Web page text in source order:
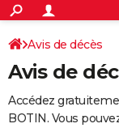
ACTUALITÉS
Politique
Société
Faits Divers
Education
Monde
Villes
+
SPORT
Coupe du monde
Football
Tennis
Cyclisme
Rugby
Forum
Programme TV
TNT
Streaming
Cinéma
Sorties cinéma
Musique
+
FINANCE
Avis de décès
Avis de
Accédez
BOTIN. Vous